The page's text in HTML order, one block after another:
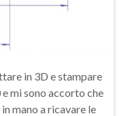
in 3D e stampare
mi sono accorto che
mano a ricavare le